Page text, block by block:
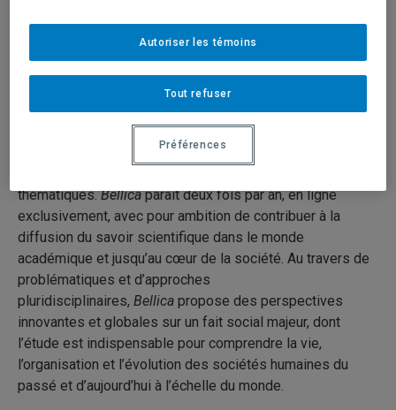
Bellica. Guerre, histoire et sociétésest une re­vue
d’histoire, interuniversitaire et francophone, ouverte sur
les sciences humaines et sociales. Elle se donne pour
objet l’étude de la guerre et du fait militaire dans toutes
thématiques.Bellicaparaît deux fois par an, en ligne
exclusivement, avec pour am­bition de contribuer à la
diffusion du savoir scien­tifique dans le monde
académique et jusqu’au cœur de la société. Au travers de
problématiques et d’ap­proches
pluridisciplinaires, Bellica propose des perspectives
innovantes et globales sur un fait so­cial majeur, dont
l’étude est indispensable pour comprendre la vie,
l’organisation et l’évolution des sociétés humaines du
passé et d’aujourd’hui à l’échelle du monde.
Tout refuser
Autoriser les témoins
Préférences